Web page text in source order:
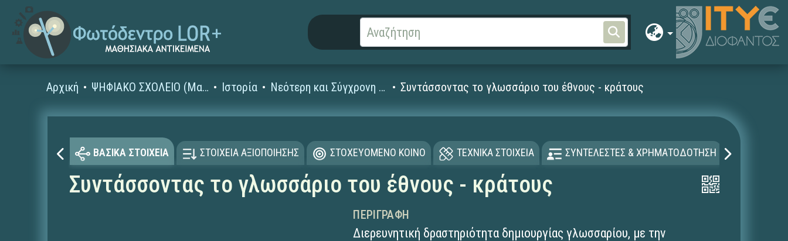
Αρχική ΨΗΦΙΑΚΟ ΣΧΟΛΕΙΟ (Μαθησιακά Αντικείμενα) Ιστορία Νεότερη και Σύγχρονη Ιστορία (19ος-20ός αι.) Συντάσσοντας το γλωσσάριο του έθνους - κράτους
ΒΑΣΙΚΑ ΣΤΟΙΧΕΙΑ ΣΤΟΙΧΕΙΑ ΑΞΙΟΠΟΙΗΣΗΣ ΣΤΟΧΕΥΟΜΕΝΟ ΚΟΙΝΟ ΤΕΧΝΙΚΑ ΣΤΟΙΧΕΙΑ ΣΥΝΤΕΛΕΣΤΕΣ & ΧΡΗΜΑΤΟΔΟΤΗΣΗ
Συντάσσοντας το γλωσσάριο του έθνους - κράτους
ΠΕΡΙΓΡΑΦΉ
Διερευνητική δραστηριότητα δημιουργίας γλωσσαρίου, με την